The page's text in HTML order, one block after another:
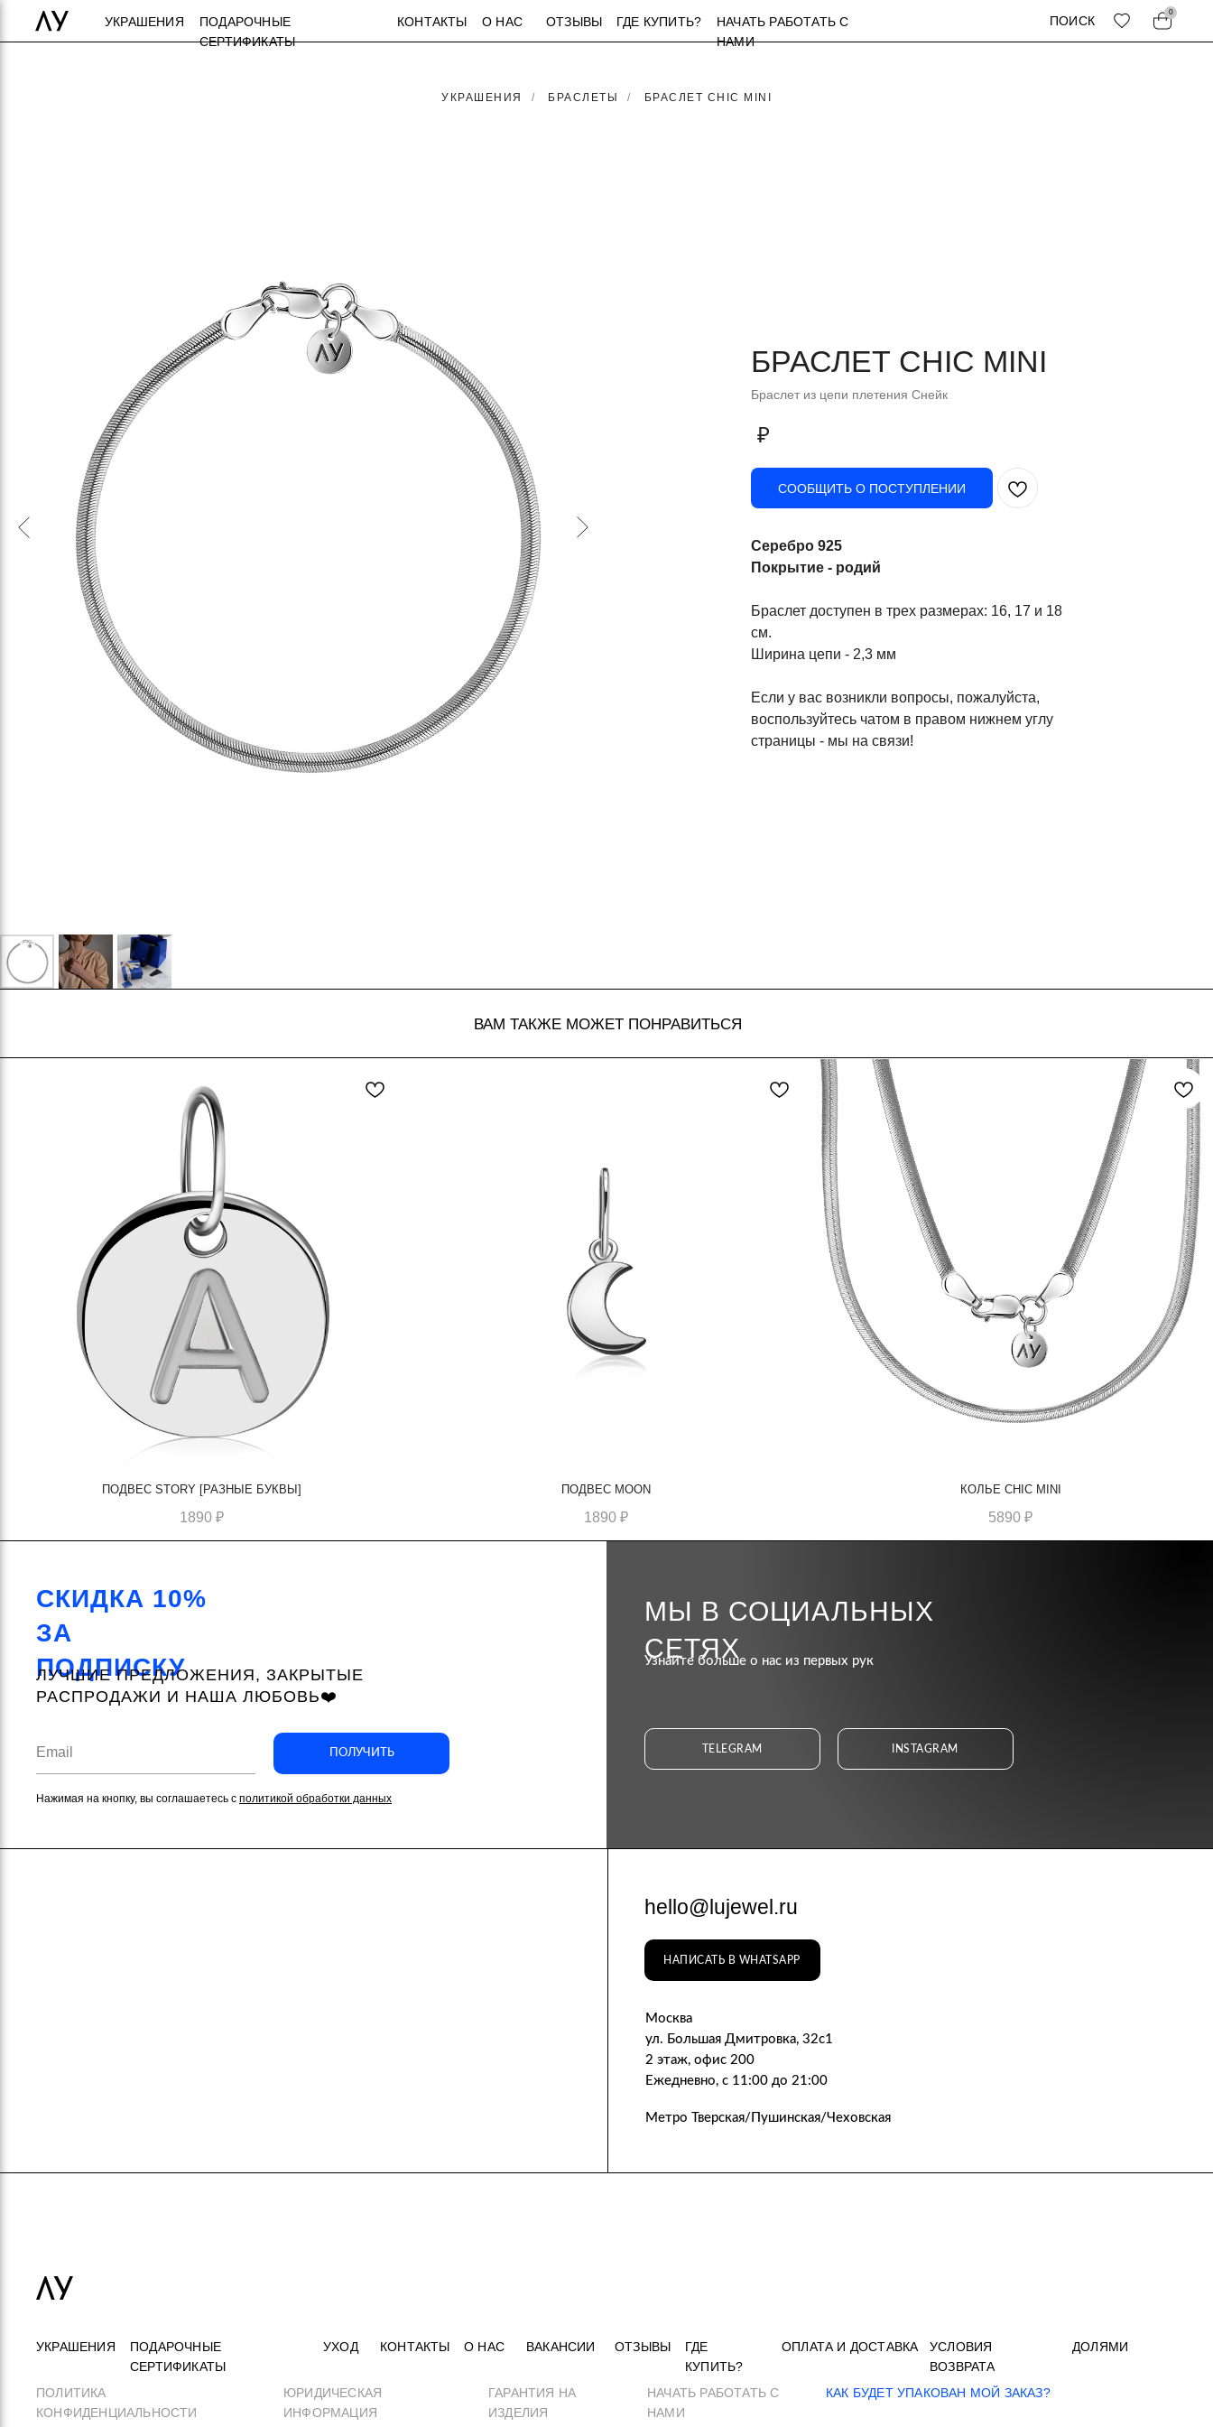
ПОИСК
0
УКРАШЕНИЯ
ПОДАРОЧНЫЕ
СЕРТИФИКАТЫ
КОНТАКТЫ ОТЗЫВЫ
О НАС ГДЕ КУПИТЬ?
НАЧАТЬ РАБОТАТЬ С
НАМИ
УКРАШЕНИЯ / БРАСЛЕТЫ / БРАСЛЕТ CHIC MINI
БРАСЛЕТ CHIC MINI
Браслет из цепи плетения Снейк
₽
СООБЩИТЬ О ПОСТУПЛЕНИИ
Серебро 925
Покрытие - родий
Браслет доступен в трех размерах: 16, 17 и 18
см.
Ширина цепи - 2,3 мм
Если у вас возникли вопросы, пожалуйста,
воспользуйтесь чатом в правом нижнем углу
страницы - мы на связи!
ВАМ ТАКЖЕ МОЖЕТ ПОНРАВИТЬСЯ
ПОДВЕС STORY [РАЗНЫЕ БУКВЫ]
1890 ₽
ПОДВЕС MOON
1890 ₽
КОЛЬЕ CHIC MINI
5890 ₽
СКИДКА 10%
ЗА
ПОДПИСКУ
ПОЛУЧИТЬ
МЫ В СОЦИАЛЬНЫХ
СЕТЯХ
Узнайте больше о нас из первых рук
TELEGRAM INSTAGRAM
ЛУЧШИЕ ПРЕДЛОЖЕНИЯ, ЗАКРЫТЫЕ
РАСПРОДАЖИ И НАША ЛЮБОВЬ❤️
Нажимая на кнопку, вы соглашаетесь с политикой обработки данных
Москва
ул. Большая Дмитровка, 32с1
2 этаж, офис 200
Ежедневно, с 11:00 до 21:00
hello@lujewel.ru
НАПИСАТЬ В WHATSAPP
Метро Тверская/Пушинская/Чеховская
ПОЛИТИКА
КОНФИДЕНЦИАЛЬНОСТИ
ЮРИДИЧЕСКАЯ
ИНФОРМАЦИЯ
ГАРАНТИЯ НА
ИЗДЕЛИЯ
НАЧАТЬ РАБОТАТЬ С
НАМИ
УКРАШЕНИЯ
ПОДАРОЧНЫЕ
СЕРТИФИКАТЫ
КОНТАКТЫ О НАС ОПЛАТА И ДОСТАВКА
УСЛОВИЯ
ВОЗВРАТА
УХОД ОТЗЫВЫ
ГДЕ
КУПИТЬ?
КАК БУДЕТ УПАКОВАН МОЙ ЗАКАЗ?
ВАКАНСИИ ДОЛЯМИ